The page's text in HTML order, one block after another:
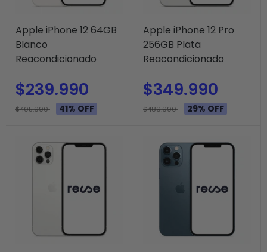
Apple iPhone 12 64GB
Blanco
Reacondicionado
$239.990
$405.990 41% OFF
Apple iPhone 12 Pro
256GB Plata
Reacondicionado
$349.990
$489.990 29% OFF